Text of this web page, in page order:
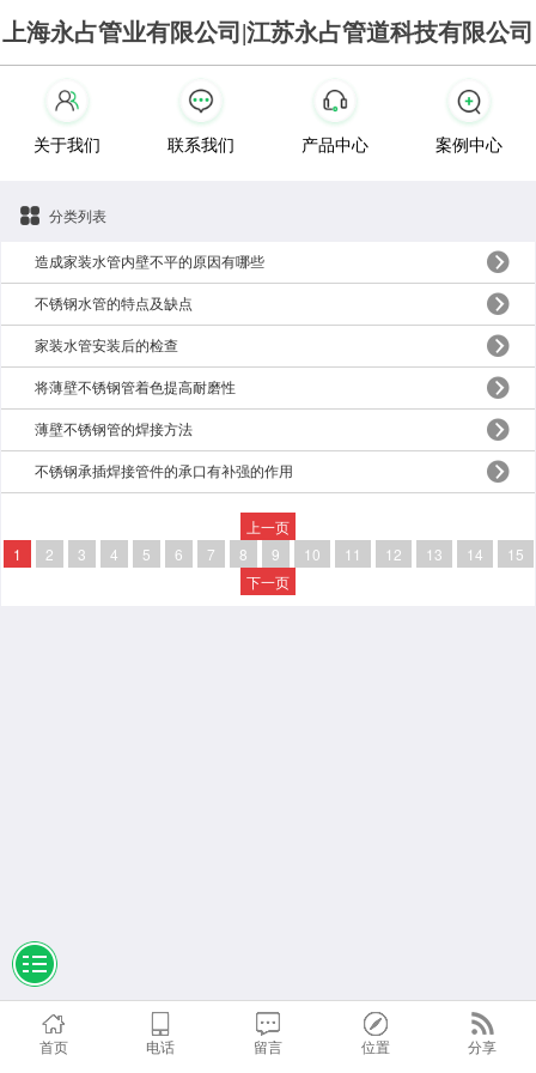
上海永占管业有限公司|江苏永占管道科技有限公司
关于我们 联系我们 产品中心 案例中心
分类列表
造成家装水管内壁不平的原因有哪些
不锈钢水管的特点及缺点
家装水管安装后的检查
将薄壁不锈钢管着色提高耐磨性
薄壁不锈钢管的焊接方法
不锈钢承插焊接管件的承口有补强的作用
上一页
1
2 3 4 5 6 7 8 9 10 11 12 13 14
15
下一页
首页 电话 留言 位置 分享